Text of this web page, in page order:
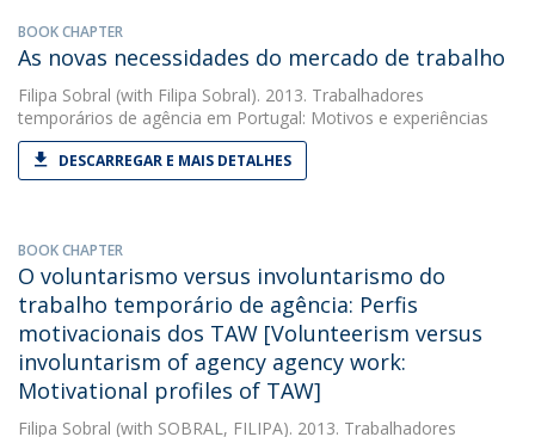
BOOK CHAPTER
As novas necessidades do mercado de trabalho
Filipa Sobral (with Filipa Sobral). 2013. Trabalhadores
temporários de agência em Portugal: Motivos e experiências
DESCARREGAR E MAIS DETALHES
BOOK CHAPTER
O voluntarismo versus involuntarismo do
trabalho temporário de agência: Perfis
motivacionais dos TAW [Volunteerism versus
involuntarism of agency agency work:
Motivational profiles of TAW]
Filipa Sobral (with SOBRAL, FILIPA). 2013. Trabalhadores